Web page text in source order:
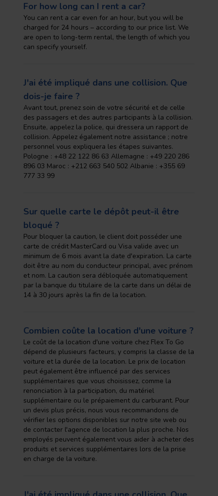
For how long can I rent a car?
You can rent a car even for an hour, but you will be
charged for 24 hours – according to our price list. We
are open to long-term rental, the length of which you
can specify yourself.
J'ai été impliqué dans une collision. Que
dois-je faire ?
Avant tout, prenez soin de votre sécurité et de celle
des passagers et des autres participants à la collision.
Ensuite, appelez la police, qui dressera un rapport de
collision. Appelez également notre assistance ; notre
personnel vous expliquera les étapes suivantes.
Pologne : +48 22 122 86 63 Allemagne : +49 220 286
896 03 Maroc : +212 663 540 502 Albanie : +355 69
777 33 99
Sur quelle carte le dépôt peut-il être
bloqué ?
Pour bloquer la caution, le client doit posséder une
carte de crédit MasterCard ou Visa valide avec un
minimum de 6 mois avant la date d'expiration. La carte
doit être au nom du conducteur principal, avec prénom
et nom. La caution sera débloquée automatiquement
par la banque du titulaire de la carte dans un délai de
14 à 30 jours après la fin de la location.
Combien coûte la location d'une voiture ?
Le coût de la location d'une voiture chez Flex To Go
dépend de plusieurs facteurs, y compris la classe de la
voiture et la durée de la location. Le prix de location
peut également être influencé par des services
supplémentaires que vous choisissez, comme la
renonciation à la participation, du matériel
supplémentaire ou le prépaiement du carburant. Pour
un devis plus précis, nous vous recommandons de
vérifier les options disponibles sur notre site web ou
de contacter l'agence de location la plus proche. Nos
employés peuvent également vous aider à acheter des
produits et services supplémentaires lors de la prise
en charge de la voiture.